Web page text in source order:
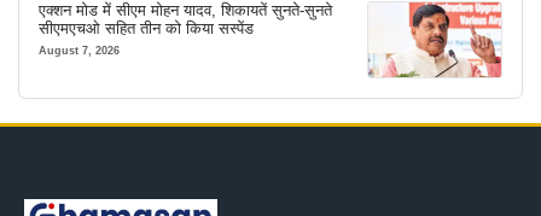
एक्शन मोड में सीएम मोहन यादव, शिकायतें सुनते-सुनते
सीएमएचओ सहित तीन को किया सस्पेंड
August 7, 2026